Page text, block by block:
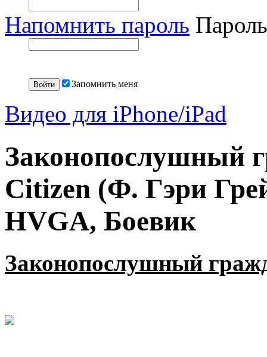
Напомнить пароль
Запомнить меня
Видео для iPhone/iPad
Законопослушный
Citizen (Ф. Гэри
HVGA, Боевик
Законопослушный